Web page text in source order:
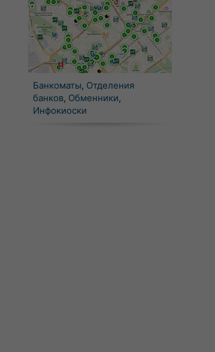
Банкоматы, Отделения
банков, Обменники,
Инфокиоски